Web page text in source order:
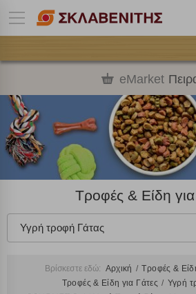
eMarket
Τροφές & Είδη για
Υγρή τροφή Γάτας
Βρίσκεστε εδώ: Αρχική
Τροφές &
Τροφές & Είδη για Γάτες
Υγρή